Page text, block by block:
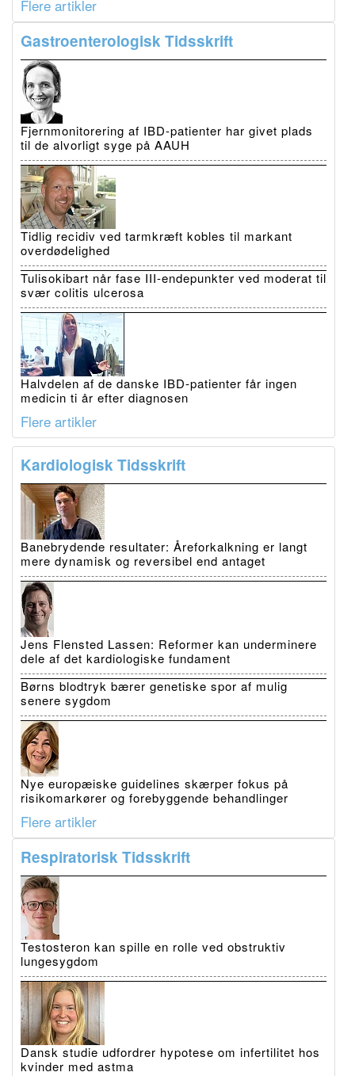
Flere artikler
Gastroenterologisk Tidsskrift
Fjernmonitorering af IBD-patienter har givet plads
til de alvorligt syge på AAUH
Tidlig recidiv ved tarmkræft kobles til markant
overdødelighed
Tulisokibart når fase III-endepunkter ved moderat til
svær colitis ulcerosa
Halvdelen af de danske IBD-patienter får ingen
medicin ti år efter diagnosen
Flere artikler
Kardiologisk Tidsskrift
Banebrydende resultater: Åreforkalkning er langt
mere dynamisk og reversibel end antaget
Jens Flensted Lassen: Reformer kan underminere
dele af det kardiologiske fundament
Børns blodtryk bærer genetiske spor af mulig
senere sygdom
Nye europæiske guidelines skærper fokus på
risikomarkører og forebyggende behandlinger
Flere artikler
Respiratorisk Tidsskrift
Testosteron kan spille en rolle ved obstruktiv
lungesygdom
Dansk studie udfordrer hypotese om infertilitet hos
kvinder med astma